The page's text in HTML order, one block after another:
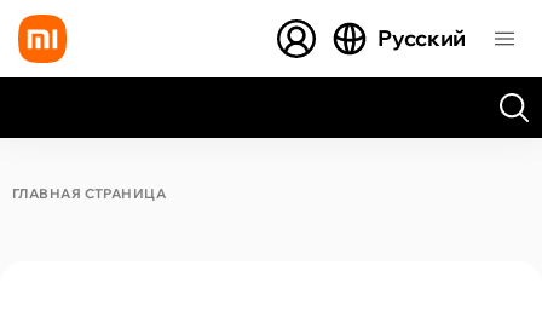
Русский
ГЛАВНАЯ СТРАНИЦА